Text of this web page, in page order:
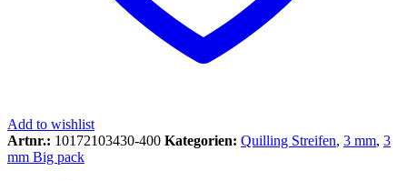
Add to wishlist
Artnr.: 10172103430-400 Kategorien: Quilling Streifen, 3 mm, 3
mm Big pack